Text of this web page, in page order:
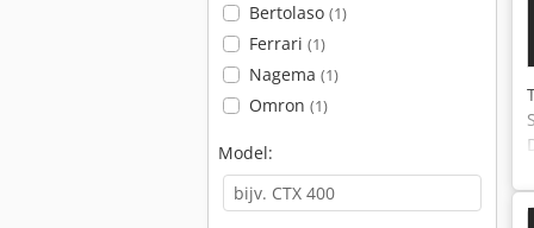
Bertolaso (1)
Ferrari (1)
Nagema (1)
Omron (1)
Model: